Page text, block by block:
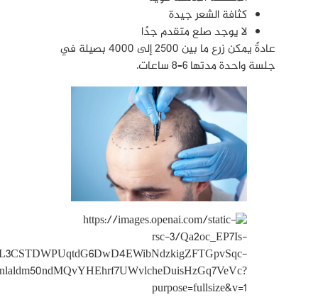
كثافة الشعر جيدة
لا يوجد صلع متقدم جدًا
عادةً يمكن زرع ما بين 2500 إلى 4000 بصيلة في
جلسة واحدة مدتها 6–8 ساعات.